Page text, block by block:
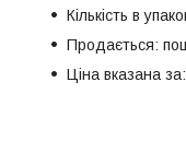
Кількість в
Продається:
Ціна вказана